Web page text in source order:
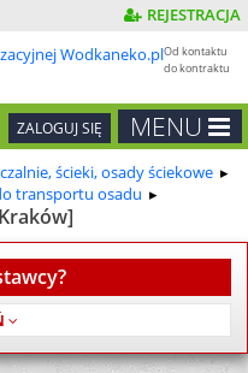
REJESTRACJA
Od kontaktu
do kontraktu
MENU
ZALOGUJ SIĘ
ścieki, osady ściekowe
transportu osadu